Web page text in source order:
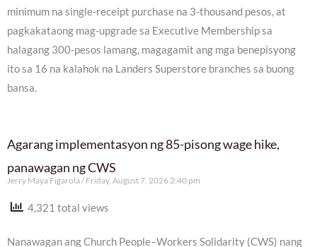
minimum na single-receipt purchase na 3-thousand pesos, at
pagkakataong mag-upgrade sa Executive Membership sa
halagang 300-pesos lamang, magagamit ang mga benepisyong
ito sa 16 na kalahok na Landers Superstore branches sa buong
bansa.
Agarang implementasyon ng 85-pisong wage hike,
panawagan ng CWS
Jerry Maya Figarola Friday, August 7, 2026 2:40 pm
4,321 total views
Nanawagan ang Church People–Workers Solidarity (CWS) nang